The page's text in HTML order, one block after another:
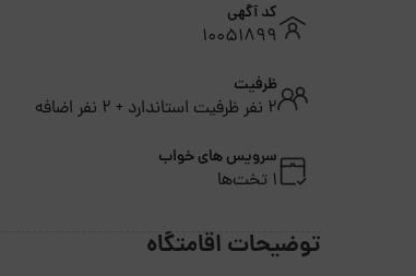
کد آگهی
10051899
ظرفیت
2 نفر ظرفیت استاندارد + 2 نفر اضافه
سرویس های خواب
1 تخت‌ها
توضیحات اقامتگاه